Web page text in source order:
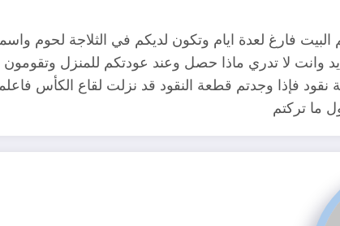
فارغ لعدة ايام وتكون لديكم في الثلاجة لحوم
وانت لا تدري ماذا حصل وعند عودتكم للمنزل
فإذا وجدتم قطعة النقود قد نزلت لقاع الكأس
ما تركتم